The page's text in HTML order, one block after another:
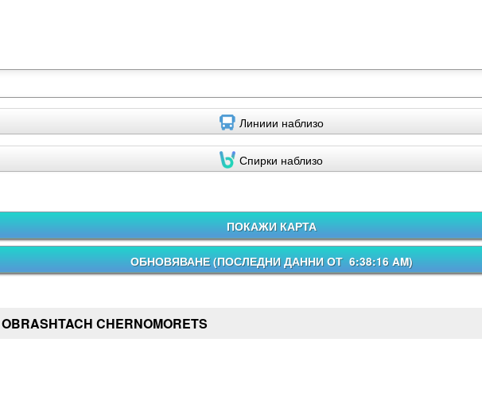
Линиии наблизо
Спирки наблизо
ПОКАЖИ КАРТА
ОБНОВЯВАНЕ (ПОСЛЕДНИ ДАННИ ОТ 6:38:16 AM)
CHERNOMORETS